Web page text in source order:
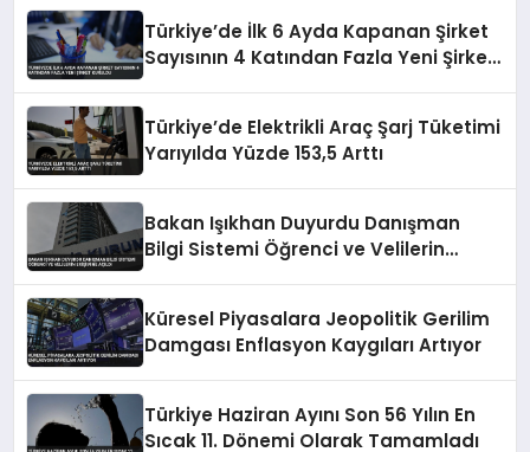
Türkiye’de İlk 6 Ayda Kapanan Şirket
Sayısının 4 Katından Fazla Yeni Şirket
Türkiye’de Elektrikli Araç Şarj Tüketimi
Yarıyılda Yüzde 153,5 Arttı
Bakan Işıkhan Duyurdu Danışman
Bilgi Sistemi Öğrenci ve Velilerin
Küresel Piyasalara Jeopolitik Gerilim
Damgası Enflasyon Kaygıları Artıyor
Türkiye Haziran Ayını Son 56 Yılın En
Sıcak 11. Dönemi Olarak Tamamladı